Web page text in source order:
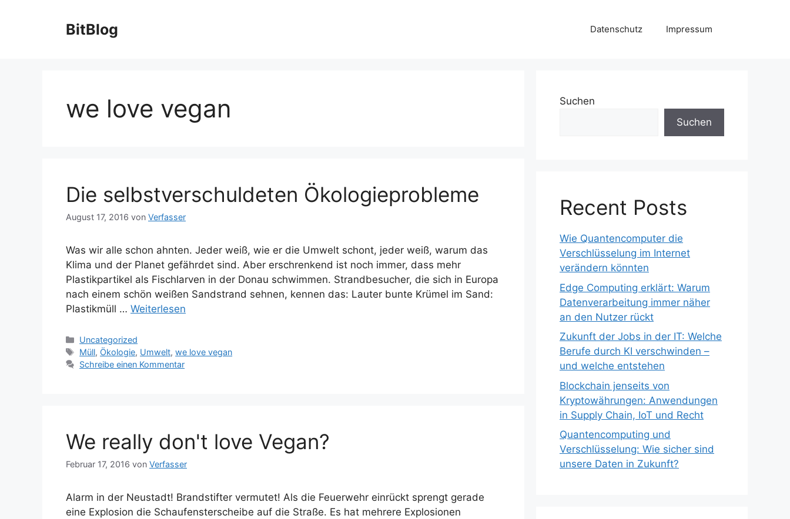
BitBlog Datenschutz Impressum
we love vegan
Die selbstverschuldeten Ökologieprobleme
August 17, 2016 von Verfasser
Was wir alle schon ahnten. Jeder weiß, wie er die Umwelt schont, jeder weiß, warum das
Klima und der Planet gefährdet sind. Aber erschrenkend ist noch immer, dass mehr
Plastikpartikel als Fischlarven in der Donau schwimmen. Strandbesucher, die sich in Europa
nach einem schön weißen Sandstrand sehnen, kennen das: Lauter bunte Krümel im Sand:
Plastikmüll … Weiterlesen
Kategorien
Uncategorized
Schlagwörter
Müll, Ökologie, Umwelt,we love vegan
Schreibe einen Kommentar
We really don't love Vegan?
Februar 17, 2016 von Verfasser
Alarm in der Neustadt! Brandstifter vermutet! Als die Feuerwehr einrückt sprengt gerade
eine Explosion die Schaufensterscheibe auf die Straße. Es hat mehrere Explosionen
Suchen
Suchen
Recent Posts
Wie Quantencomputer die
Verschlüsselung im Internet
verändern könnten
Edge Computing erklärt: Warum
Datenverarbeitung immer näher
an den Nutzer rückt
Zukunft der Jobs in der IT: Welche
Berufe durch KI verschwinden –
und welche entstehen
Blockchain jenseits von
Kryptowährungen: Anwendungen
in Supply Chain, IoT und Recht
Quantencomputing und
Verschlüsselung: Wie sicher sind
unsere Daten in Zukunft?